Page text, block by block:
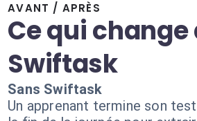
AVANT / APRÈS
Ce qui change
Swiftask
Sans Swiftask
Un apprenant termine son